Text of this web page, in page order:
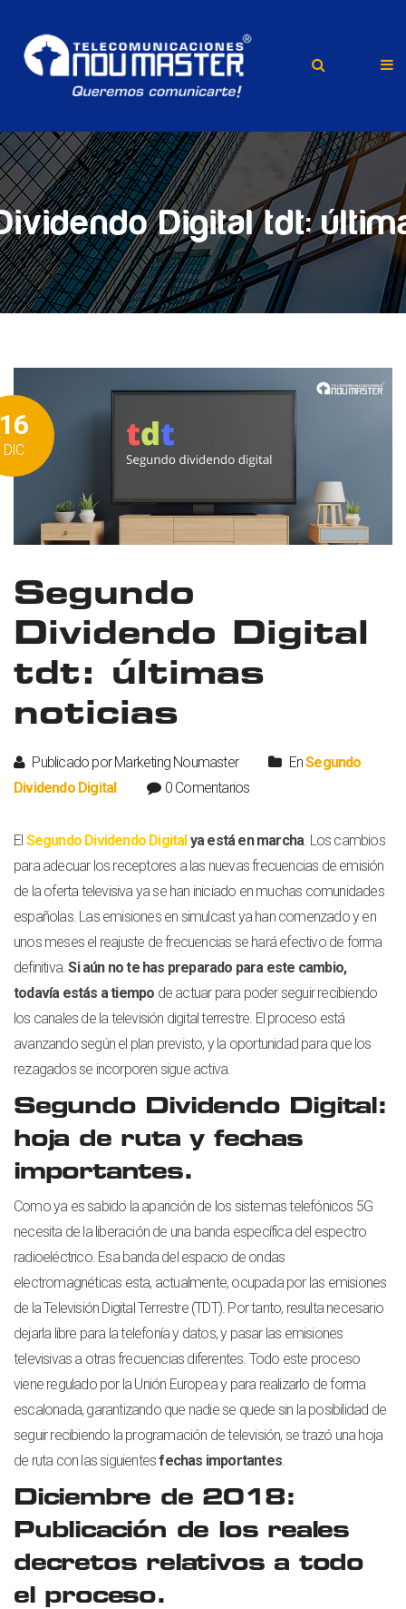
Digital tdt:
DIC
Segundo
Dividendo Digital
tdt: últimas
noticias
Publicado por Marketing Noumaster EnSegundo
Dividendo Digital
0 Comentarios
El Segundo Dividendo Digitalya está en marcha . Los cambios
para adecuar los receptores a las nuevas frecuencias de emisión
de la oferta televisiva ya se han iniciado en muchas comunidades
españolas. Las emisiones en simulcast ya han comenzado y en
unos meses el reajuste de frecuencias se hará efectivo de forma
definitiva.Si aún no te has preparado para este cambio,
todavía estás a tiempo de actuar para poder seguir recibiendo
los canales de la televisión digital terrestre. El proceso está
avanzando según el plan previsto, y la oportunidad para que los
rezagados se incorporen sigue activa.
Segundo Dividendo Digital:
hoja de ruta y fechas
importantes.
Como ya es sabido la aparición de los sistemas telefónicos 5G
necesita de la liberación de una banda específica del espectro
radioeléctrico. Esa banda del espacio de ondas
electromagnéticas esta, actualmente, ocupada por las emisiones
de la Televisión Digital Terrestre (TDT). Por tanto, resulta necesario
dejarla libre para la telefonía y datos, y pasar las emisiones
televisivas a otras frecuencias diferentes. Todo este proceso
viene regulado por la Unión Europea y para realizarlo de forma
escalonada, garantizando que nadie se quede sin la posibilidad de
seguir recibiendo la programación de televisión, se trazó una hoja
de ruta con las siguientesfechas importantes
Diciembre de 2018:
Publicación de los reales
decretos relativos a todo
el proceso.